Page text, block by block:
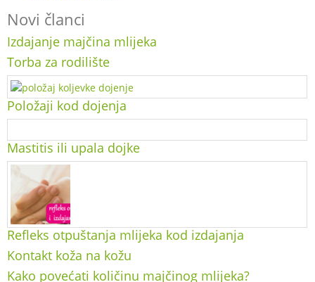
Novi članci
Izdajanje majčina mlijeka
Torba za rodilište
Položaji kod dojenja
Mastitis ili upala dojke
Refleks otpuštanja mlijeka kod izdajanja
Kontakt koža na kožu
Kako povećati količinu majčinog mlijeka?